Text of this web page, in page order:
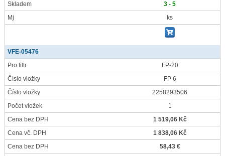
Skladem
3 - 5
Mj
ks
VFE-05476
Pro filtr
FP-20
Číslo vložky
FP 6
Číslo vložky
2258293506
Počet vložek
1
Cena bez DPH
1 519,06 Kč
Cena vč. DPH
1 838,06 Kč
Cena bez DPH
58,43 €